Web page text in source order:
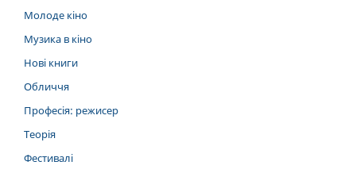
Молоде кіно
Музика в кіно
Нові книги
Обличчя
Професія: режисер
Теорія
Фестивалі